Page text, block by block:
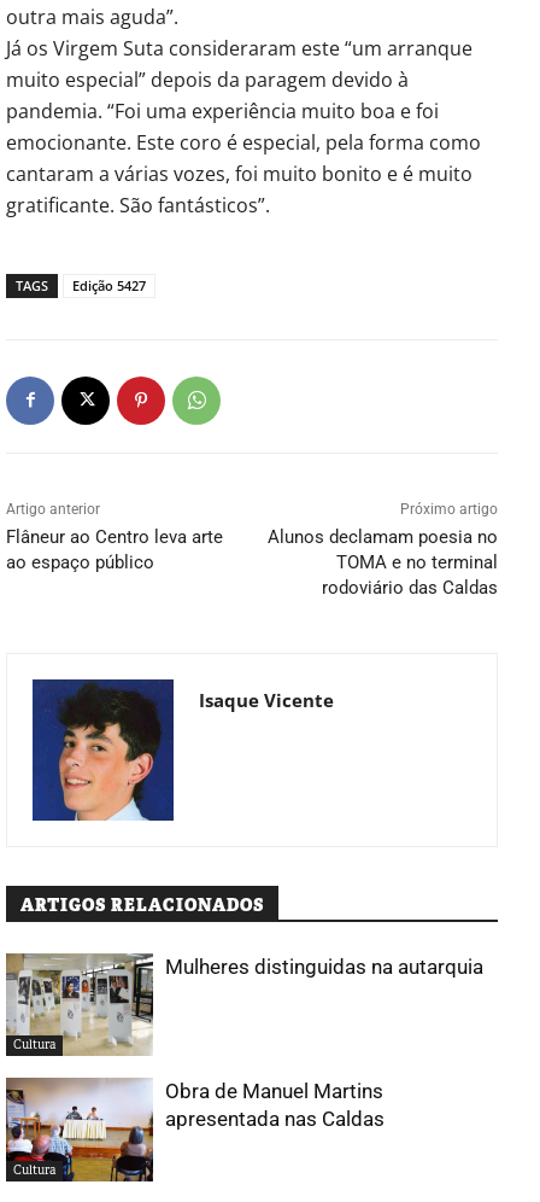
outra mais aguda”.
Já os Virgem Suta consideraram este “um arranque
muito especial” depois da paragem devido à
pandemia. “Foi uma experiência muito boa e foi
emocionante. Este coro é especial, pela forma como
cantaram a várias vozes, foi muito bonito e é muito
gratificante. São fantásticos”.
TAGS Edição 5427
Artigo anterior
Flâneur ao Centro leva arte
ao espaço público
Próximo artigo
Alunos declamam poesia no
TOMA e no terminal
rodoviário das Caldas
Isaque Vicente
ARTIGOS RELACIONADOS
Cultura
Mulheres distinguidas na autarquia
Cultura
Obra de Manuel Martins
apresentada nas Caldas